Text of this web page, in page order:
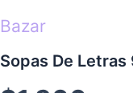
Bazar
Sopas De Letras
Letras
96
cantidad